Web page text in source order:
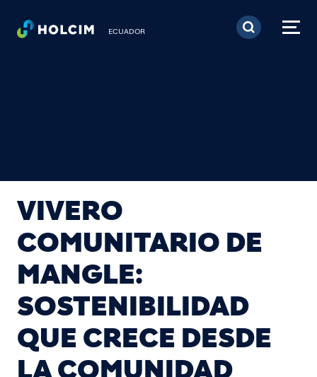
Pasar al contenido
ECUADOR
VIVERO
COMUNITARIO DE
MANGLE:
SOSTENIBILIDAD
QUE CRECE DESDE
LA COMUNIDAD